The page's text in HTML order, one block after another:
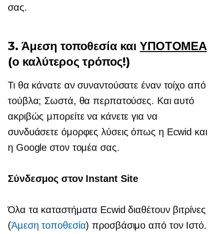
σας.
3. Άμεση τοποθεσία καιΥΠΟΤΟΜΕΑ
(ο καλύτερος τρόπος!)
Τι θα κάνατε αν συναντούσατε έναν τοίχο από
τούβλα; Σωστά, θα περπατούσες. Και αυτό
ακριβώς μπορείτε να κάνετε για να
συνδυάσετε όμορφες λύσεις όπως η Ecwid και
η Google στον τομέα σας.
Σύνδεσμος στον Instant Site
Όλα τα καταστήματα Ecwid διαθέτουν βιτρίνες
(Άμεση τοποθεσία) προσβάσιμο από τον Ιστό.